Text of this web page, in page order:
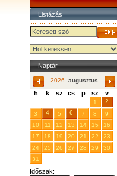
Listázás
Naptár
2026. augusztus
h k sz cs p sz v
1
2
3
4 5 6 7 8
9
10
11 12 13 14 15
16
17
18 19 20 21 22
23
24
25 26 27 28 29
30
31
Időszak: